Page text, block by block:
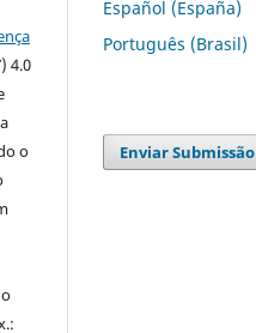
4.0
o
Español (España)
Português (Brasil)
Enviar Submissão